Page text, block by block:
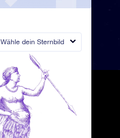
Wähle dein Sternbild